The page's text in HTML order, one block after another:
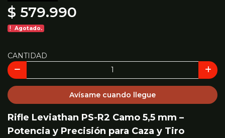
$ 579.990
Agotado.
CANTIDAD
Avísame cuando llegue
Rifle Leviathan PS-R2 Camo 5,5 mm –
Potencia y Precisión para Caza y Tiro